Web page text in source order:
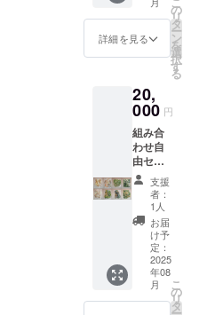
す。 商
品開封
前には
ンに貼
付され
たラベ
ルや注
意書き
をご確
認くだ
さい。
まで各
5P】
or250ｇ
×80PC
【商
まで各
10P】
冷凍食
材ミッ
クス 詰
め合わ
せ ※原
材料及
び添加
物等の
食品表
示はお
届け商
品のラ
ベルに
表記さ
詳細を見る
の
リ
タ
ー
ン
を
選
択
す
る
20,
000 円
組み合
わせ自
由セッ
ト【備
考欄へ
希望の
食材を
ご記入
500ｇ
×47PCo
r250ｇ
×94PC
】冷凍
支援
者：
1人
お届
け予
定：
2025
年08
月
こ
の
リ
タ